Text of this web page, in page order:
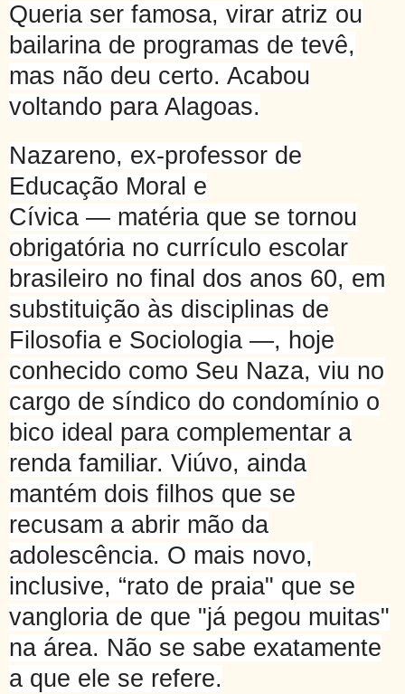
Queria ser famosa, virar atriz ou
bailarina de programas de tevê,
mas não deu certo. Acabou
voltando para Alagoas.
Nazareno, ex-professor de
Educação Moral e
Cívica — matéria que se tornou
obrigatória no currículo escolar
brasileiro no final dos anos 60, em
substituição às disciplinas de
Filosofia e Sociologia —, hoje
conhecido como Seu Naza, viu no
cargo de síndico do condomínio o
bico ideal para complementar a
renda familiar. Viúvo, ainda
mantém dois filhos que se
recusam a abrir mão da
adolescência. O mais novo,
inclusive, “rato de praia" que se
vangloria de que "já pegou muitas"
na área. Não se sabe exatamente
a que ele se refere.